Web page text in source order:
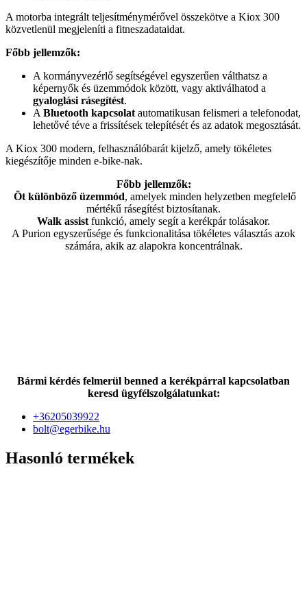
A motorba integrált teljesítménymérővel összekötve a Kiox 300
közvetlenül megjeleníti a fitneszadataidat.
Főbb jellemzők:
A kormányvezérlő segítségével egyszerűen válthatsz a
képernyők és üzemmódok között, vagy aktiválhatod a
gyaloglási rásegítést.
A Bluetooth kapcsolat automatikusan felismeri a telefonodat,
lehetővé téve a frissítések telepítését és az adatok megosztását.
A Kiox 300 modern, felhasználóbarát kijelző, amely tökéletes
kiegészítője minden e-bike-nak.
Főbb jellemzők:
Öt különböző üzemmód, amelyek minden helyzetben megfelelő
mértékű rásegítést biztosítanak.
Walk assist funkció, amely segít a kerékpár tolásakor.
A Purion egyszerűsége és funkcionalitása tökéletes választás azok
számára, akik az alapokra koncentrálnak.
Bármi kérdés felmerül benned a kerékpárral kapcsolatban
keresd ügyfélszolgálatunkat:
+36205039922
bolt@egerbike.hu
Hasonló termékek